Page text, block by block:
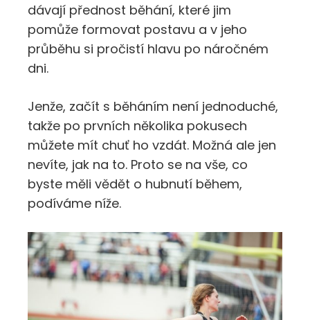
dávají přednost běhání, které jim
pomůže formovat postavu a v jeho
průběhu si pročistí hlavu po náročném
dni.
Jenže, začít s běháním není jednoduché,
takže po prvních několika pokusech
můžete mít chuť ho vzdát. Možná ale jen
nevíte, jak na to. Proto se na vše, co
byste měli vědět o hubnutí během,
podíváme níže.